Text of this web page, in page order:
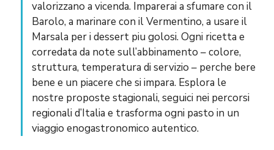
valorizzano a vicenda. Imparerai a sfumare con il
Barolo, a marinare con il Vermentino, a usare il
Marsala per i dessert piu golosi. Ogni ricetta e
corredata da note sull’abbinamento – colore,
struttura, temperatura di servizio – perche bere
bene e un piacere che si impara. Esplora le
nostre proposte stagionali, seguici nei percorsi
regionali d’Italia e trasforma ogni pasto in un
viaggio enogastronomico autentico.